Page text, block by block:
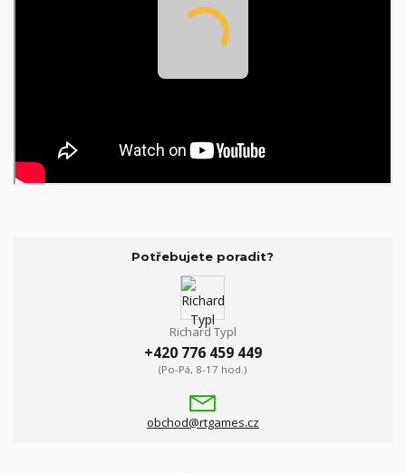
Potřebujete poradit?
Richard Typl
+420 776 459 449
(Po-Pá, 8-17 hod.)
obchod@rtgames.cz